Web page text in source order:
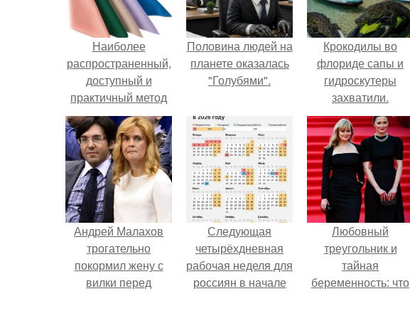
Наиболее
распространенный,
доступный и
практичный метод
цветотестирования
— с помощью
платков-тестеров.
Половина людей на
планете оказалась
"Голубями".
Крокодилы во
флориде сапы и
гидроскутеры
захватили.
Андрей Малахов
трогательно
покормил жену с
вилки перед
Следующая
четырёхдневная
рабочая неделя для
россиян в начале
Любовный
треугольник и
тайная
беременность: что